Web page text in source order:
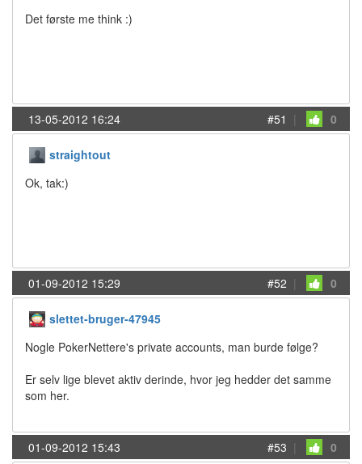
Det første me think :)
13-05-2012 16:24 #51 | 0
straightout
Ok, tak:)
01-09-2012 15:29 #52 | 0
slettet-bruger-47945
Nogle PokerNettere's private accounts, man burde følge?
Er selv lige blevet aktiv derinde, hvor jeg hedder det samme
som her.
01-09-2012 15:43 #53 | 0